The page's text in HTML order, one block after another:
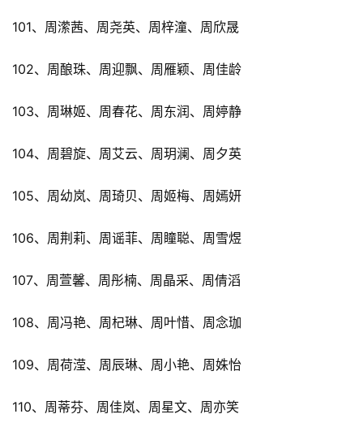
101、周潆茜、周尧英、周梓潼、周欣晟
102、周酿珠、周迎飘、周雁颖、周佳龄
103、周琳姬、周春花、周东润、周婷静
104、周碧旋、周艾云、周玥澜、周夕英
105、周幼岚、周琦贝、周姬梅、周嫣妍
106、周荆莉、周谣菲、周瞳聪、周雪煜
107、周萱馨、周彤楠、周晶采、周倩滔
108、周冯艳、周杞琳、周叶惜、周念珈
109、周荷滢、周辰琳、周小艳、周姝怡
110、周蒂芬、周佳岚、周星文、周亦笑